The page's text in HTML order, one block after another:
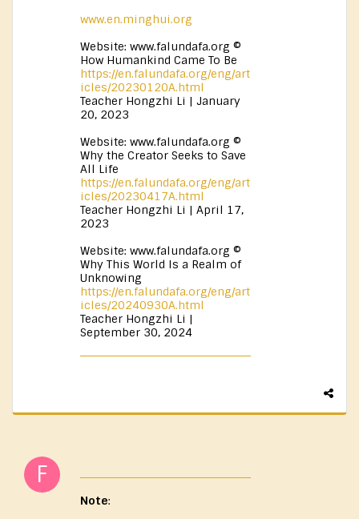
www.en.minghui.org
Website: www.falundafa.org ©
How Humankind Came To Be
https://en.falundafa.org/eng/art
icles/20230120A.html
Teacher Hongzhi Li | January
20, 2023
Website: www.falundafa.org ©
Why the Creator Seeks to Save
All Life
https://en.falundafa.org/eng/art
icles/20230417A.html
Teacher Hongzhi Li | April 17,
2023
Website: www.falundafa.org ©
Why This World Is a Realm of
Unknowing
https://en.falundafa.org/eng/art
icles/20240930A.html
Teacher Hongzhi Li |
September 30, 2024
Note: